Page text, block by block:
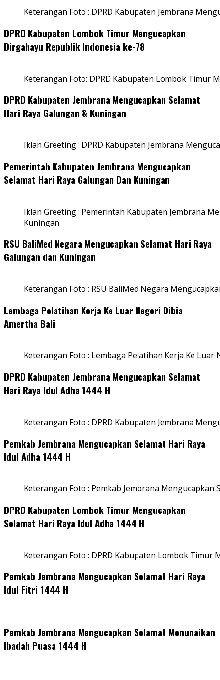
Keterangan Foto : DPRD Kabupaten Jembrana
DPRD Kabupaten Lombok Timur Mengucapkan
Dirgahayu Republik Indonesia ke-78
Keterangan Foto: DPRD Kabupaten Lombok Timur
DPRD Kabupaten Jembrana Mengucapkan Selamat
Hari Raya Galungan & Kuningan
Iklan Greeting : DPRD Kabupaten Jembrana
Pemerintah Kabupaten Jembrana Mengucapkan
Selamat Hari Raya Galungan Dan Kuningan
Iklan Greeting : Pemerintah Kabupaten Jembrana
Kuningan
RSU BaliMed Negara Mengucapkan Selamat Hari Raya
Galungan dan Kuningan
Keterangan Foto : RSU BaliMed Negara
Lembaga Pelatihan Kerja Ke Luar Negeri Dibia
Amertha Bali
Keterangan Foto : Lembaga Pelatihan Kerja Ke Luar
DPRD Kabupaten Jembrana Mengucapkan Selamat
Hari Raya Idul Adha 1444 H
Keterangan Foto : DPRD Kabupaten Jembrana
Pemkab Jembrana Mengucapkan Selamat Hari Raya
Idul Adha 1444 H
Keterangan Foto : Pemkab Jembrana Mengucapkan
DPRD Kabupaten Lombok Timur Mengucapkan
Selamat Hari Raya Idul Adha 1444 H
Keterangan Foto : DPRD Kabupaten Lombok Timur
Pemkab Jembrana Mengucapkan Selamat Hari Raya
Idul Fitri 1444 H
Pemkab Jembrana Mengucapkan Selamat Menunaikan
Ibadah Puasa 1444 H